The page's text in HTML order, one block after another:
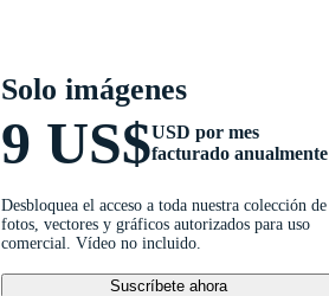
Solo imágenes
9 US$USD por mes
facturado anualmente
Desbloquea el acceso a toda nuestra colección de
fotos, vectores y gráficos autorizados para uso
comercial. Vídeo no incluido.
Suscríbete ahora